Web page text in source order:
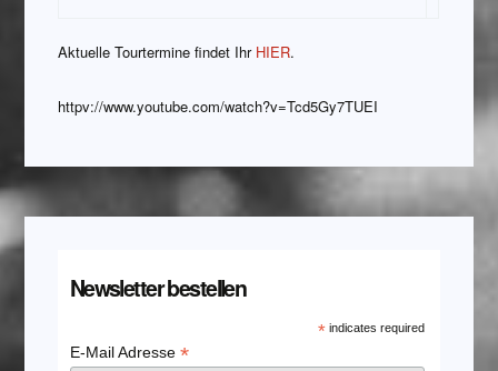
Aktuelle Tourtermine findet IhrHIER.
httpv://www.youtube.com/watch?v=Tcd5Gy7TUEI
Newsletter bestellen
* indicates required
E-Mail Adresse *